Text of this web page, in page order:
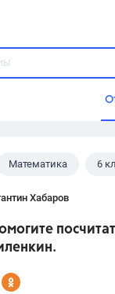
Математика 6
Хабаров